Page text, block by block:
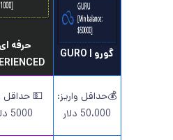
گورو | GURO
حرفه
💰حداقل واریز:
50،000 دلار
💵 حداقل
5000 دلار